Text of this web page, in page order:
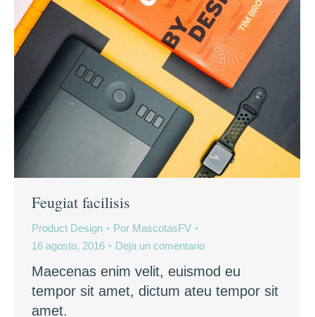
Feugiat facilisis
Product Design Por MascotasFV
16 agosto, 2016
Deja un comentario
Maecenas enim velit, euismod eu
tempor sit amet, dictum ateu tempor sit
amet.